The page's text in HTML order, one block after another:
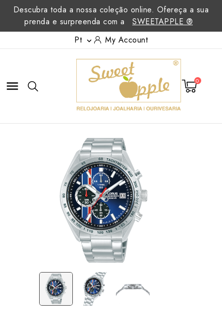
Descubra toda a nossa coleção online. Ofereça a sua
prenda e surpreenda com a
SWEETAPPLE ®
Pt  My Account
 0